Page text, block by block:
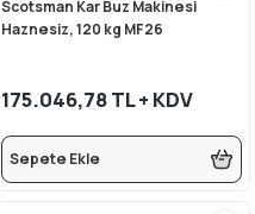
Scotsman Kar Buz Makinesi
Haznesiz, 120 kg MF26
175.046,78 TL + KDV
Sepete Ekle